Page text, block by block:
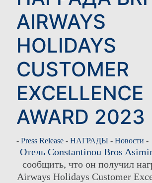
AIRWAYS
HOLIDAYS
CUSTOMER
EXCELLENCE
AWARD 2023
- Press Release - НАГРАДЫ - Новости -
Отель Constantinou Bros
сообщить, что он получил
Airways Holidays Customer